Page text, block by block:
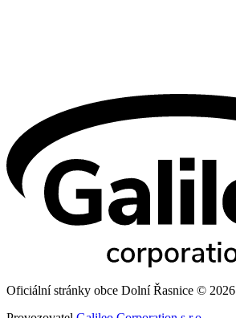
Oficiální stránky obce Dolní Řasnice © 2026